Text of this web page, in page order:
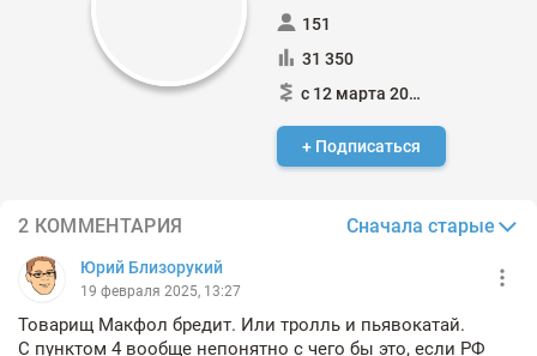
151
31 350
с 12 марта 2018
+ Подписаться
2 КОММЕНТАРИЯ Сначала старые
Юрий Близорукий
19 февраля 2025, 13:27
Товарищ Макфол бредит. Или тролль и пьявокатай.
С пунктом 4 вообще непонятно с чего бы это, если РФ